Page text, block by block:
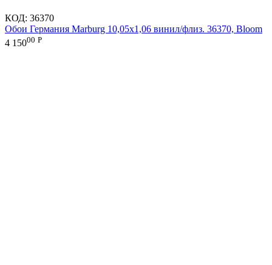
КОД: 36370
Обои Германия Marburg 10,05x1,06 винил/флиз. 36370, Bloom
4 15000 Р